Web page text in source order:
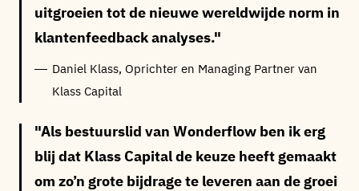
uitgroeien tot de nieuwe wereldwijde norm in
klantenfeedback analyses.
Daniel Klass, Oprichter en Managing Partner van
Klass Capital
Als bestuurslid van Wonderflow ben ik erg
blij dat Klass Capital de keuze heeft gemaakt
om zo’n grote bijdrage te leveren aan de groei